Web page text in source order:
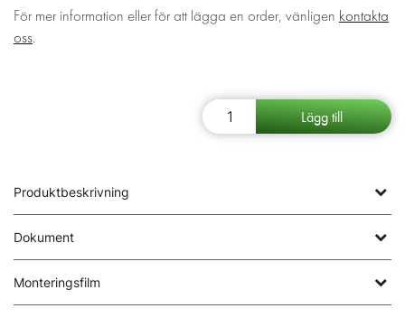
För mer information eller för att lägga en order, vänligen kontakta
oss.
Produktbeskrivning
Dokument
Monteringsfilm